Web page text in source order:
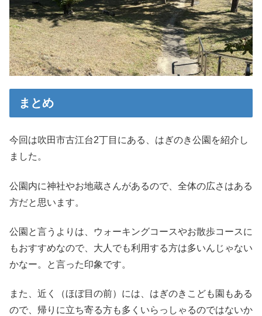
まとめ
今回は吹田市古江台2丁目にある、はぎのき公園を紹介し
ました。
公園内に神社やお地蔵さんがあるので、全体の広さはある
方だと思います。
公園と言うよりは、ウォーキングコースやお散歩コースに
もおすすめなので、大人でも利用する方は多いんじゃない
かなー。と言った印象です。
また、近く（ほぼ目の前）には、はぎのきこども園もある
ので、帰りに立ち寄る方も多くいらっしゃるのではないか